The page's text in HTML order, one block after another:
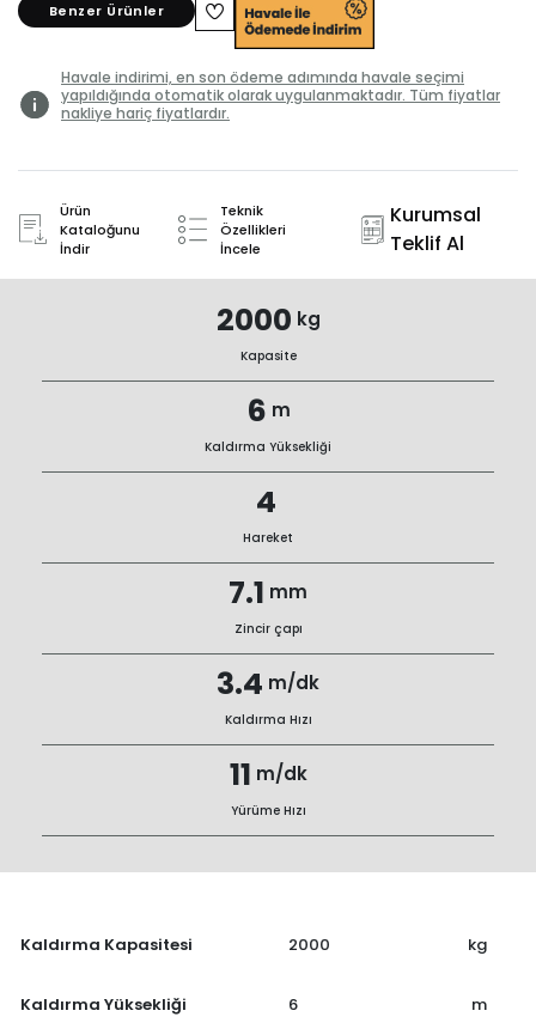
Benzer Ürünler
Havale indirimi, en son ödeme adımında havale seçimi
yapıldığında otomatik olarak uygulanmaktadır. Tüm fiyatlar
nakliye hariç fiyatlardır.
Ürün
Kataloğunu
İndir
Teknik
Özellikleri
İncele
Kurumsal
Teklif Al
2000 kg
Kapasite
6 m
Kaldırma Yüksekliği
4
Hareket
7.1 mm
Zincir çapı
3.4 m/dk
Kaldırma Hızı
11 m/dk
Yürüme Hızı
Kaldırma Kapasitesi 2000 kg
Kaldırma Yüksekliği 6 m